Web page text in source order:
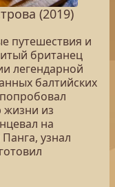
(2019)
путешествия и
британец
легендарной
балтийских
жизни из
на
узнал